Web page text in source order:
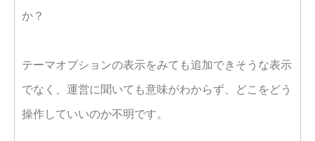
か？
テーマオプションの表示をみても追加できそうな表示
でなく、運営に聞いても意味がわからず、どこをどう
操作していいのか不明です。